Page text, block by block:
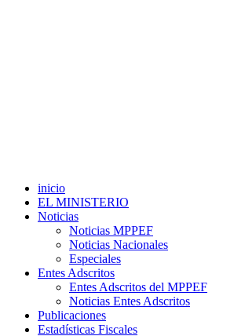
inicio
EL MINISTERIO
Noticias
Noticias MPPEF
Noticias Nacionales
Especiales
Entes Adscritos
Entes Adscritos del MPPEF
Noticias Entes Adscritos
Publicaciones
Estadísticas Fiscales